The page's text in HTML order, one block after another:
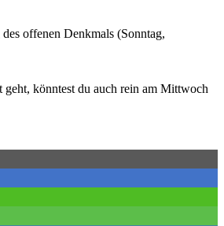
offenen Denkmals (Sonntag,
könntest du auch rein am Mittwoch